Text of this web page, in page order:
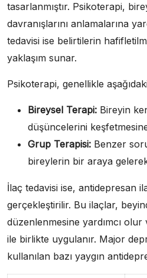
tasarlanmıştır. Psikoterapi,
davranışlarını anlamalarına
tedavisi ise belirtilerin
yaklaşım sunar.
Psikoterapi, genellikle
Bireysel Terapi: Bireyin
düşüncelerini
Grup Terapisi: Benzer
bireylerin bir araya
İlaç tedavisi ise, antidepresan
gerçekleştirilir. Bu ilaçlar,
düzenlenmesine yardımcı
ile birlikte uygulanır. Major
kullanılan bazı yaygın